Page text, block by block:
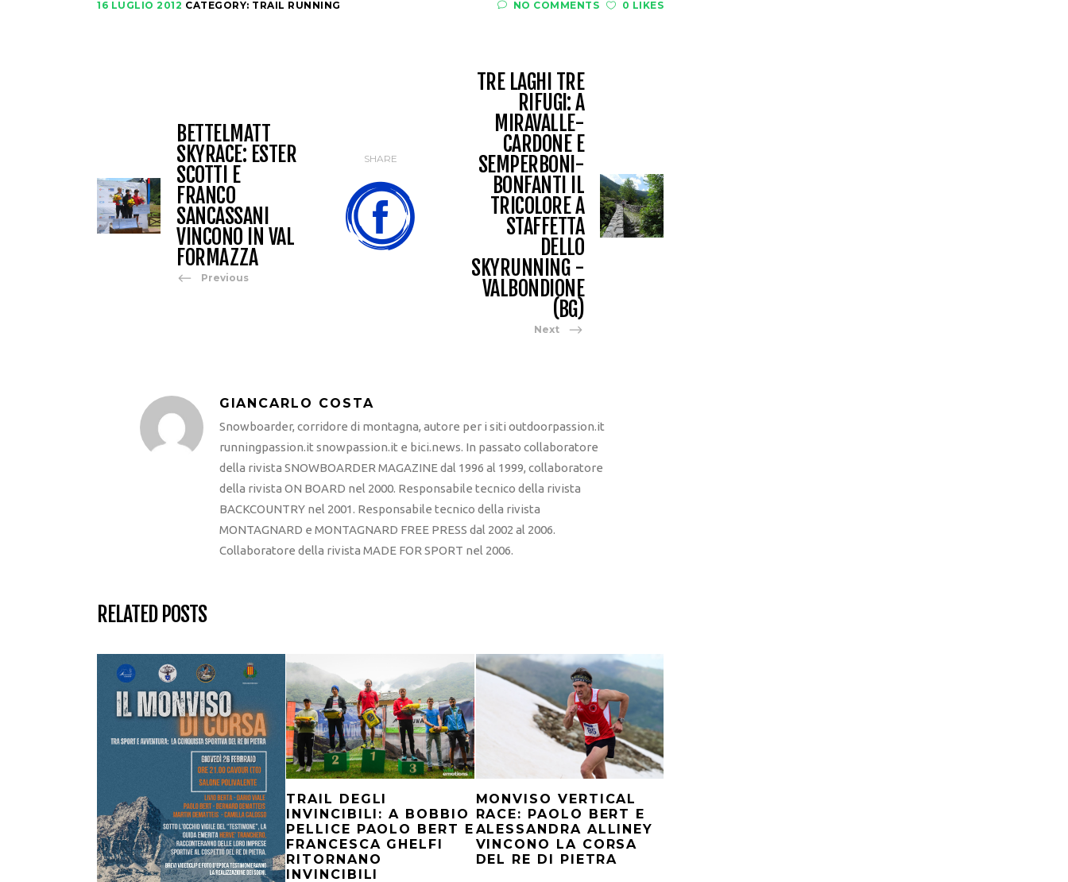
16 LUGLIO 2012 CATEGORY: TRAIL RUNNING NO COMMENTS 0 LIKES
BETTELMATT
SKYRACE: ESTER
SCOTTI E
FRANCO
SANCASSANI
VINCONO IN VAL
FORMAZZA
Previous
SHARE
TRE LAGHI TRE
RIFUGI: A
MIRAVALLE-
CARDONE E
SEMPERBONI-
BONFANTI IL
TRICOLORE A
STAFFETTA
DELLO
SKYRUNNING -
VALBONDIONE
(BG)
Next
GIANCARLO COSTA
Snowboarder, corridore di montagna, autore per i siti outdoorpassion.it
runningpassion.it snowpassion.it e bici.news. In passato collaboratore
della rivista SNOWBOARDER MAGAZINE dal 1996 al 1999, collaboratore
della rivista ON BOARD nel 2000. Responsabile tecnico della rivista
BACKCOUNTRY nel 2001. Responsabile tecnico della rivista
MONTAGNARD e MONTAGNARD FREE PRESS dal 2002 al 2006.
Collaboratore della rivista MADE FOR SPORT nel 2006.
RELATED POSTS
TRAIL DEGLI
INVINCIBILI: A BOBBIO
PELLICE PAOLO BERT E
FRANCESCA GHELFI
RITORNANO
INVINCIBILI
MONVISO VERTICAL
RACE: PAOLO BERT E
ALESSANDRA ALLINEY
VINCONO LA CORSA
DEL RE DI PIETRA